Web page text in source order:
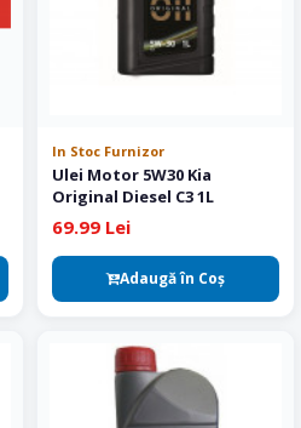
In Stoc Furnizor
Ulei Motor 5W30 Kia
Original Diesel C3 1L
69.99 Lei
Adaugă în Coş